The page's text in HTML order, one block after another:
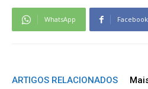
WhatsApp Facebook
ARTIGOS RELACIONADOS